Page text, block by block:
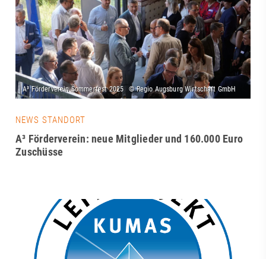
NEWS STANDORT
A³ Förderverein: neue Mitglieder und 160.000 Euro
Zuschüsse